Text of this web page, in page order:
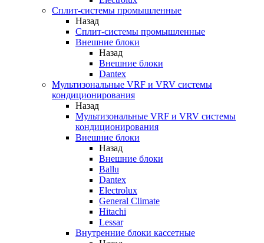
Сплит-системы промышленные
Назад
Сплит-системы промышленные
Внешние блоки
Назад
Внешние блоки
Dantex
Мультизональные VRF и VRV системы
кондиционирования
Назад
Мультизональные VRF и VRV системы
кондиционирования
Внешние блоки
Назад
Внешние блоки
Ballu
Dantex
Electrolux
General Climate
Hitachi
Lessar
Внутренние блоки кассетные